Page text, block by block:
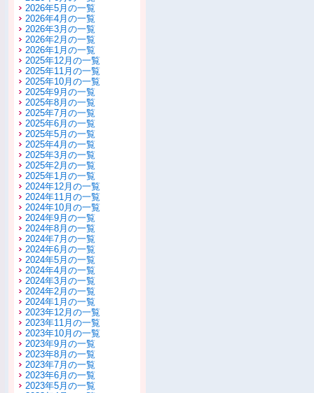
2026年5月の一覧
2026年4月の一覧
2026年3月の一覧
2026年2月の一覧
2026年1月の一覧
2025年12月の一覧
2025年11月の一覧
2025年10月の一覧
2025年9月の一覧
2025年8月の一覧
2025年7月の一覧
2025年6月の一覧
2025年5月の一覧
2025年4月の一覧
2025年3月の一覧
2025年2月の一覧
2025年1月の一覧
2024年12月の一覧
2024年11月の一覧
2024年10月の一覧
2024年9月の一覧
2024年8月の一覧
2024年7月の一覧
2024年6月の一覧
2024年5月の一覧
2024年4月の一覧
2024年3月の一覧
2024年2月の一覧
2024年1月の一覧
2023年12月の一覧
2023年11月の一覧
2023年10月の一覧
2023年9月の一覧
2023年8月の一覧
2023年7月の一覧
2023年6月の一覧
2023年5月の一覧